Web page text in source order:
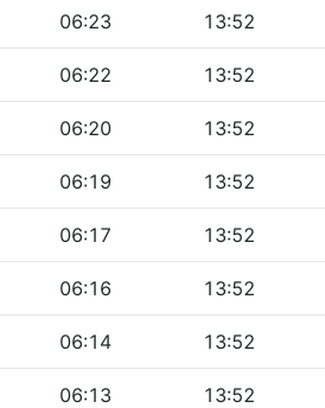
06:23 13:52
06:22 13:52
06:20 13:52
06:19 13:52
06:17 13:52
06:16 13:52
06:14 13:52
06:13 13:52